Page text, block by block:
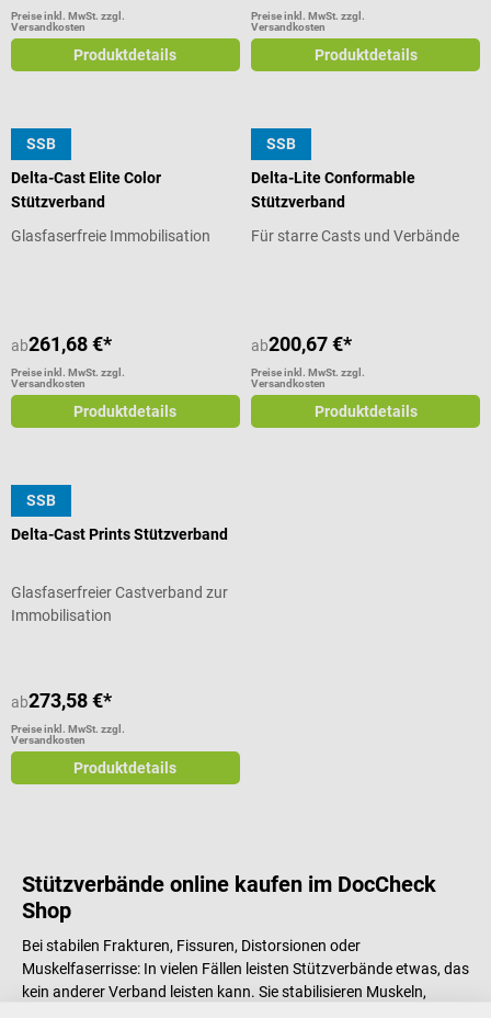
Preise inkl. MwSt. zzgl.
Versandkosten
Produktdetails
Preise inkl. MwSt. zzgl.
Versandkosten
Produktdetails
SSB
BSN
Delta-Cast Elite Color
Stützverband
Glasfaserfreie Immobilisation
ab261,68 €*
Preise inkl. MwSt. zzgl.
Versandkosten
Produktdetails
SSB
BSN
Delta-Lite Conformable
Stützverband
Für starre Casts und Verbände
ab200,67 €*
Preise inkl. MwSt. zzgl.
Versandkosten
Produktdetails
SSB
BSN
Delta-Cast Prints Stützverband
Glasfaserfreier Castverband zur
Immobilisation
ab273,58 €*
Preise inkl. MwSt. zzgl.
Versandkosten
Produktdetails
Stützverbände online kaufen im DocCheck
Shop
Bei stabilen Frakturen, Fissuren, Distorsionen oder
Muskelfaserrisse: In vielen Fällen leisten Stützverbände etwas, das
kein anderer Verband leisten kann. Sie stabilisieren Muskeln,